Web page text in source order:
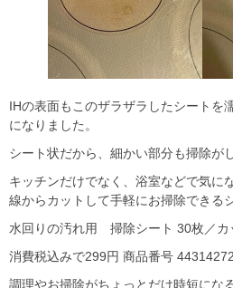
IHの表面もこのザラザラしたシートを
になりました。
シート状だから、細かい部分も掃除が
キッチンだけでなく、浴室などで気に
線からカットして手軽にお掃除できる
水回りの汚れ用 掃除シート 30枚／カ
消費税込みで299円 商品番号 44314272
調理やお掃除がちょっとだけ時短にな